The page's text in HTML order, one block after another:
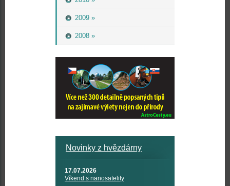
2009 »
2008 »
Novinky z hvězdárny
17.07.2026
Víkend s nanosatelity